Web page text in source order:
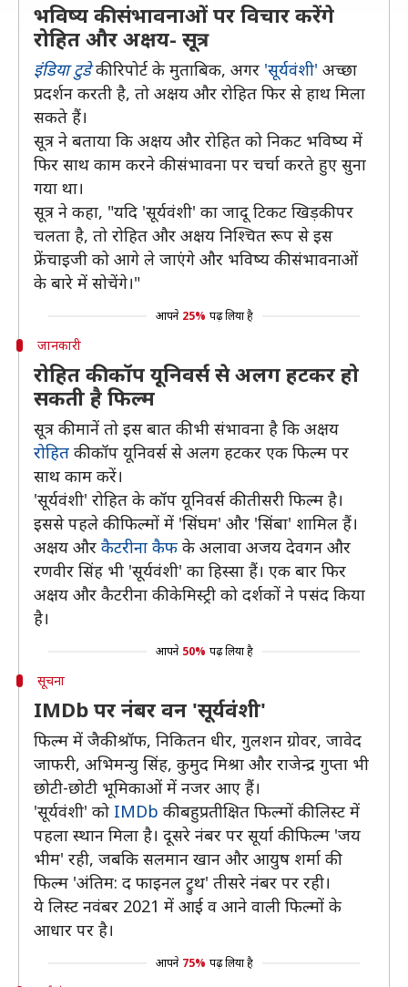
भविष्य की संभावनाओं पर विचार करेंगे
रोहित और अक्षय- सूत्र
इंडिया टुडेकी रिपोर्ट के मुताबिक, अगर 'सूर्यवंशी' अच्छा
प्रदर्शन करती है, तो अक्षय और रोहित फिर से हाथ मिला
सकते हैं।
सूत्र ने बताया कि अक्षय और रोहित को निकट भविष्य में
फिर साथ काम करने की संभावना पर चर्चा करते हुए सुना
गया था।
सूत्र ने कहा, "यदि 'सूर्यवंशी' का जादू टिकट खिड़की पर
चलता है, तो रोहित और अक्षय निश्चित रूप से इस
फ्रेंचाइजी को आगे ले जाएंगे और भविष्य की संभावनाओं
के बारे में सोचेंगे।"
आपने 25% पढ़ लिया है
जानकारी
रोहित की कॉप यूनिवर्स से अलग हटकर हो
सकती है फिल्म
सूत्र की मानें तो इस बात की भी संभावना है कि अक्षय
रोहित की कॉप यूनिवर्स से अलग हटकर एक फिल्म पर
साथ काम करें।
'सूर्यवंशी' रोहित के कॉप यूनिवर्स की तीसरी फिल्म है।
इससे पहले की फिल्मों में 'सिंघम' और 'सिंबा' शामिल हैं।
अक्षय और कैटरीना कैफ के अलावा अजय देवगन और
रणवीर सिंह भी 'सूर्यवंशी' का हिस्सा हैं। एक बार फिर
अक्षय और कैटरीना की केमिस्ट्री को दर्शकों ने पसंद किया
है।
आपने 50% पढ़ लिया है
सूचना
IMDb पर नंबर वन 'सूर्यवंशी'
फिल्म में जैकी श्रॉफ, निकितन धीर, गुलशन ग्रोवर, जावेद
जाफरी, अभिमन्यु सिंह, कुमुद मिश्रा और राजेन्द्र गुप्ता भी
छोटी-छोटी भूमिकाओं में नजर आए हैं।
'सूर्यवंशी' को IMDb की बहुप्रतीक्षित फिल्मों की लिस्ट में
पहला स्थान मिला है। दूसरे नंबर पर सूर्या की फिल्म 'जय
भीम' रही, जबकि सलमान खान और आयुष शर्मा की
फिल्म 'अंतिम: द फाइनल ट्रुथ' तीसरे नंबर पर रही।
ये लिस्ट नवंबर 2021 में आई व आने वाली फिल्मों के
आधार पर है।
आपने 75% पढ़ लिया है